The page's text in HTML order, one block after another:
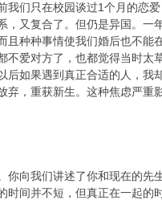
我们只在校园谈过1个月的恋
，又复合了。但仍是异国。一
且种种事情使我们婚后也不能
不爱对方了，也都觉得当时太
后如果遇到真正合适的人，我
弃，重获新生。这种焦虑严重
你向我们讲述了你和现在的先
时间并不短，但真正在一起的